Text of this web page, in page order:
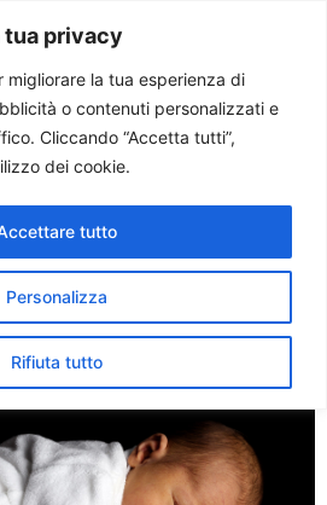
tua privacy
migliorare la tua esperienza di
o contenuti personalizzati e
Cliccando “Accetta tutti”,
dei cookie.
Personalizza
Rifiuta tutto
tutto
per la vita
per la vita.
la vita non si
in un